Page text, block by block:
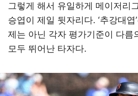
그렇게 해서 유일하게 메이저리
승엽이 제일 뒷자리다. ‘추강대엽
제는 아닌 각자 평가기준이 다름
모두 뛰어난 타자다.